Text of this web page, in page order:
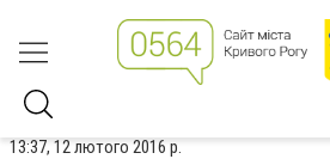
13:37, 12 лютого 2016 р.